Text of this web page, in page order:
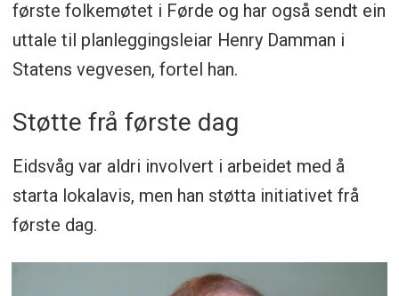
første folkemøtet i Førde og har også sendt ein
uttale til planleggingsleiar Henry Damman i
Statens vegvesen, fortel han.
Støtte frå første dag
Eidsvåg var aldri involvert i arbeidet med å
starta lokalavis, men han støtta initiativet frå
første dag.